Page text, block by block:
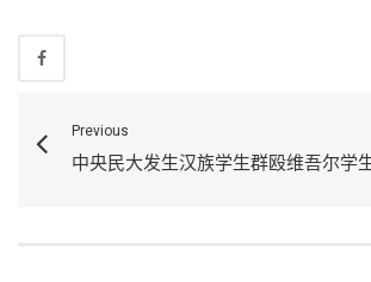
Previous
中央民大发生汉族学生群殴维吾尔学